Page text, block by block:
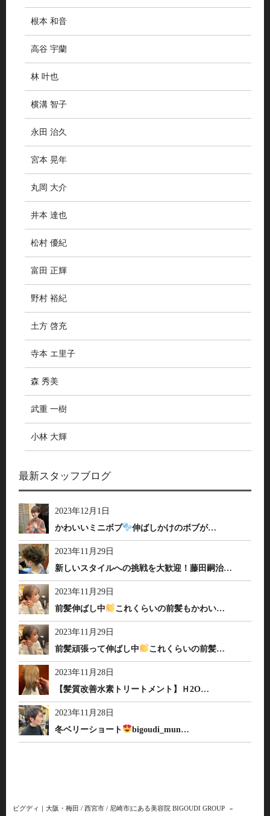
根本 和音
高谷 宇蘭
林 叶也
横溝 智子
永田 治久
宮本 晃年
丸岡 大介
井本 達也
松村 優紀
富田 正輝
野村 裕紀
土方 啓充
寺本 エ里子
森 秀美
武重 一樹
小林 大輝
最新スタッフブログ
2023年12月1日
かわいいミニボブ
伸ばしかけのボブが…
2023年11月29日
新しいスタイルへの挑戦を大歓迎！藤田嗣治…
2023年11月29日
前髪伸ばし中
これくらいの前髪もかわい…
2023年11月29日
前髪頑張って伸ばし中
これくらいの前髪…
2023年11月28日
【髪質改善水素トリートメント】Ｈ2O…
2023年11月28日
冬ベリーショート
bigoudi_mun…
ビグディ｜大阪・梅田 / 西宮市 / 尼崎市|にある美容院 BIGOUDI GROUP »